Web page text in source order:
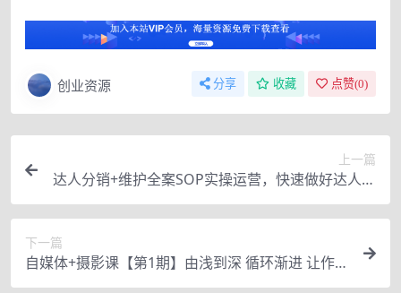
创业资源 分享 收藏 点赞(0)
上一篇
达人分销+维护全案SOP实操运营，快速做好达人分
发和达人维护（24节课）
下一篇
自媒体+摄影课【第1期】由浅到深 循环渐进 让作品
刷爆 各大社交平台（17节)